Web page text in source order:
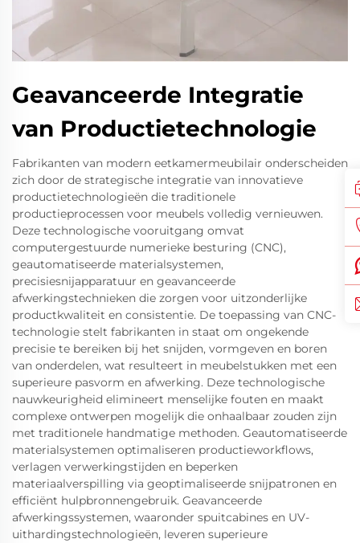
Geavanceerde Integratie
van Productietechnologie
Fabrikanten van modern eetkamermeubilair onderscheiden
zich door de strategische integratie van innovatieve
productietechnologieën die traditionele
productieprocessen voor meubels volledig vernieuwen.
Deze technologische vooruitgang omvat
computergestuurde numerieke besturing (CNC),
geautomatiseerde materialsystemen,
precisiesnijapparatuur en geavanceerde
afwerkingstechnieken die zorgen voor uitzonderlijke
productkwaliteit en consistentie. De toepassing van CNC-
technologie stelt fabrikanten in staat om ongekende
precisie te bereiken bij het snijden, vormgeven en boren
van onderdelen, wat resulteert in meubelstukken met een
superieure pasvorm en afwerking. Deze technologische
nauwkeurigheid elimineert menselijke fouten en maakt
complexe ontwerpen mogelijk die onhaalbaar zouden zijn
met traditionele handmatige methoden. Geautomatiseerde
materialsystemen optimaliseren productieworkflows,
verlagen verwerkingstijden en beperken
materiaalverspilling via geoptimaliseerde snijpatronen en
efficiënt hulpbronnengebruik. Geavanceerde
afwerkingssystemen, waaronder spuitcabines en UV-
uithardingstechnologieën, leveren superieure